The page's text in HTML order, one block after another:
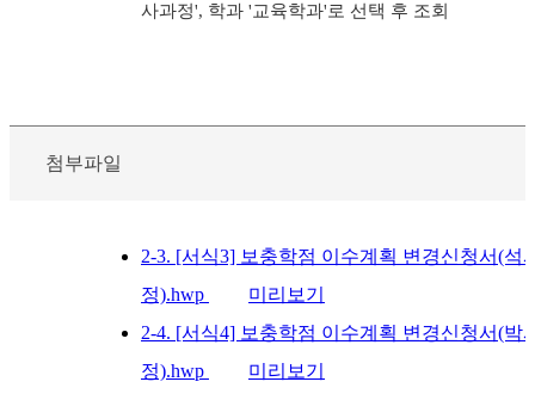
사과정', 학과 '교육학과'로 선택 후 조회
첨부파일
2-3. [서식3] 보충학점 이수계획 변경신청서(석
정).hwp
미리보기
2-4. [서식4] 보충학점 이수계획 변경신청서(박
정).hwp
미리보기